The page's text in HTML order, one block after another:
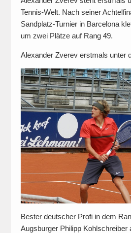
Tennis-Welt. Nach seiner
Sandplatz-Turnier in Barcelona
um zwei Plätze auf Rang 49.
Alexander Zverev erstmals unter
Bester deutscher Profi in dem
Augsburger Philipp Kohlschreiber